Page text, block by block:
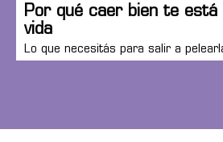
Por qué caer bien te está
vida
Lo que necesitás para salir a